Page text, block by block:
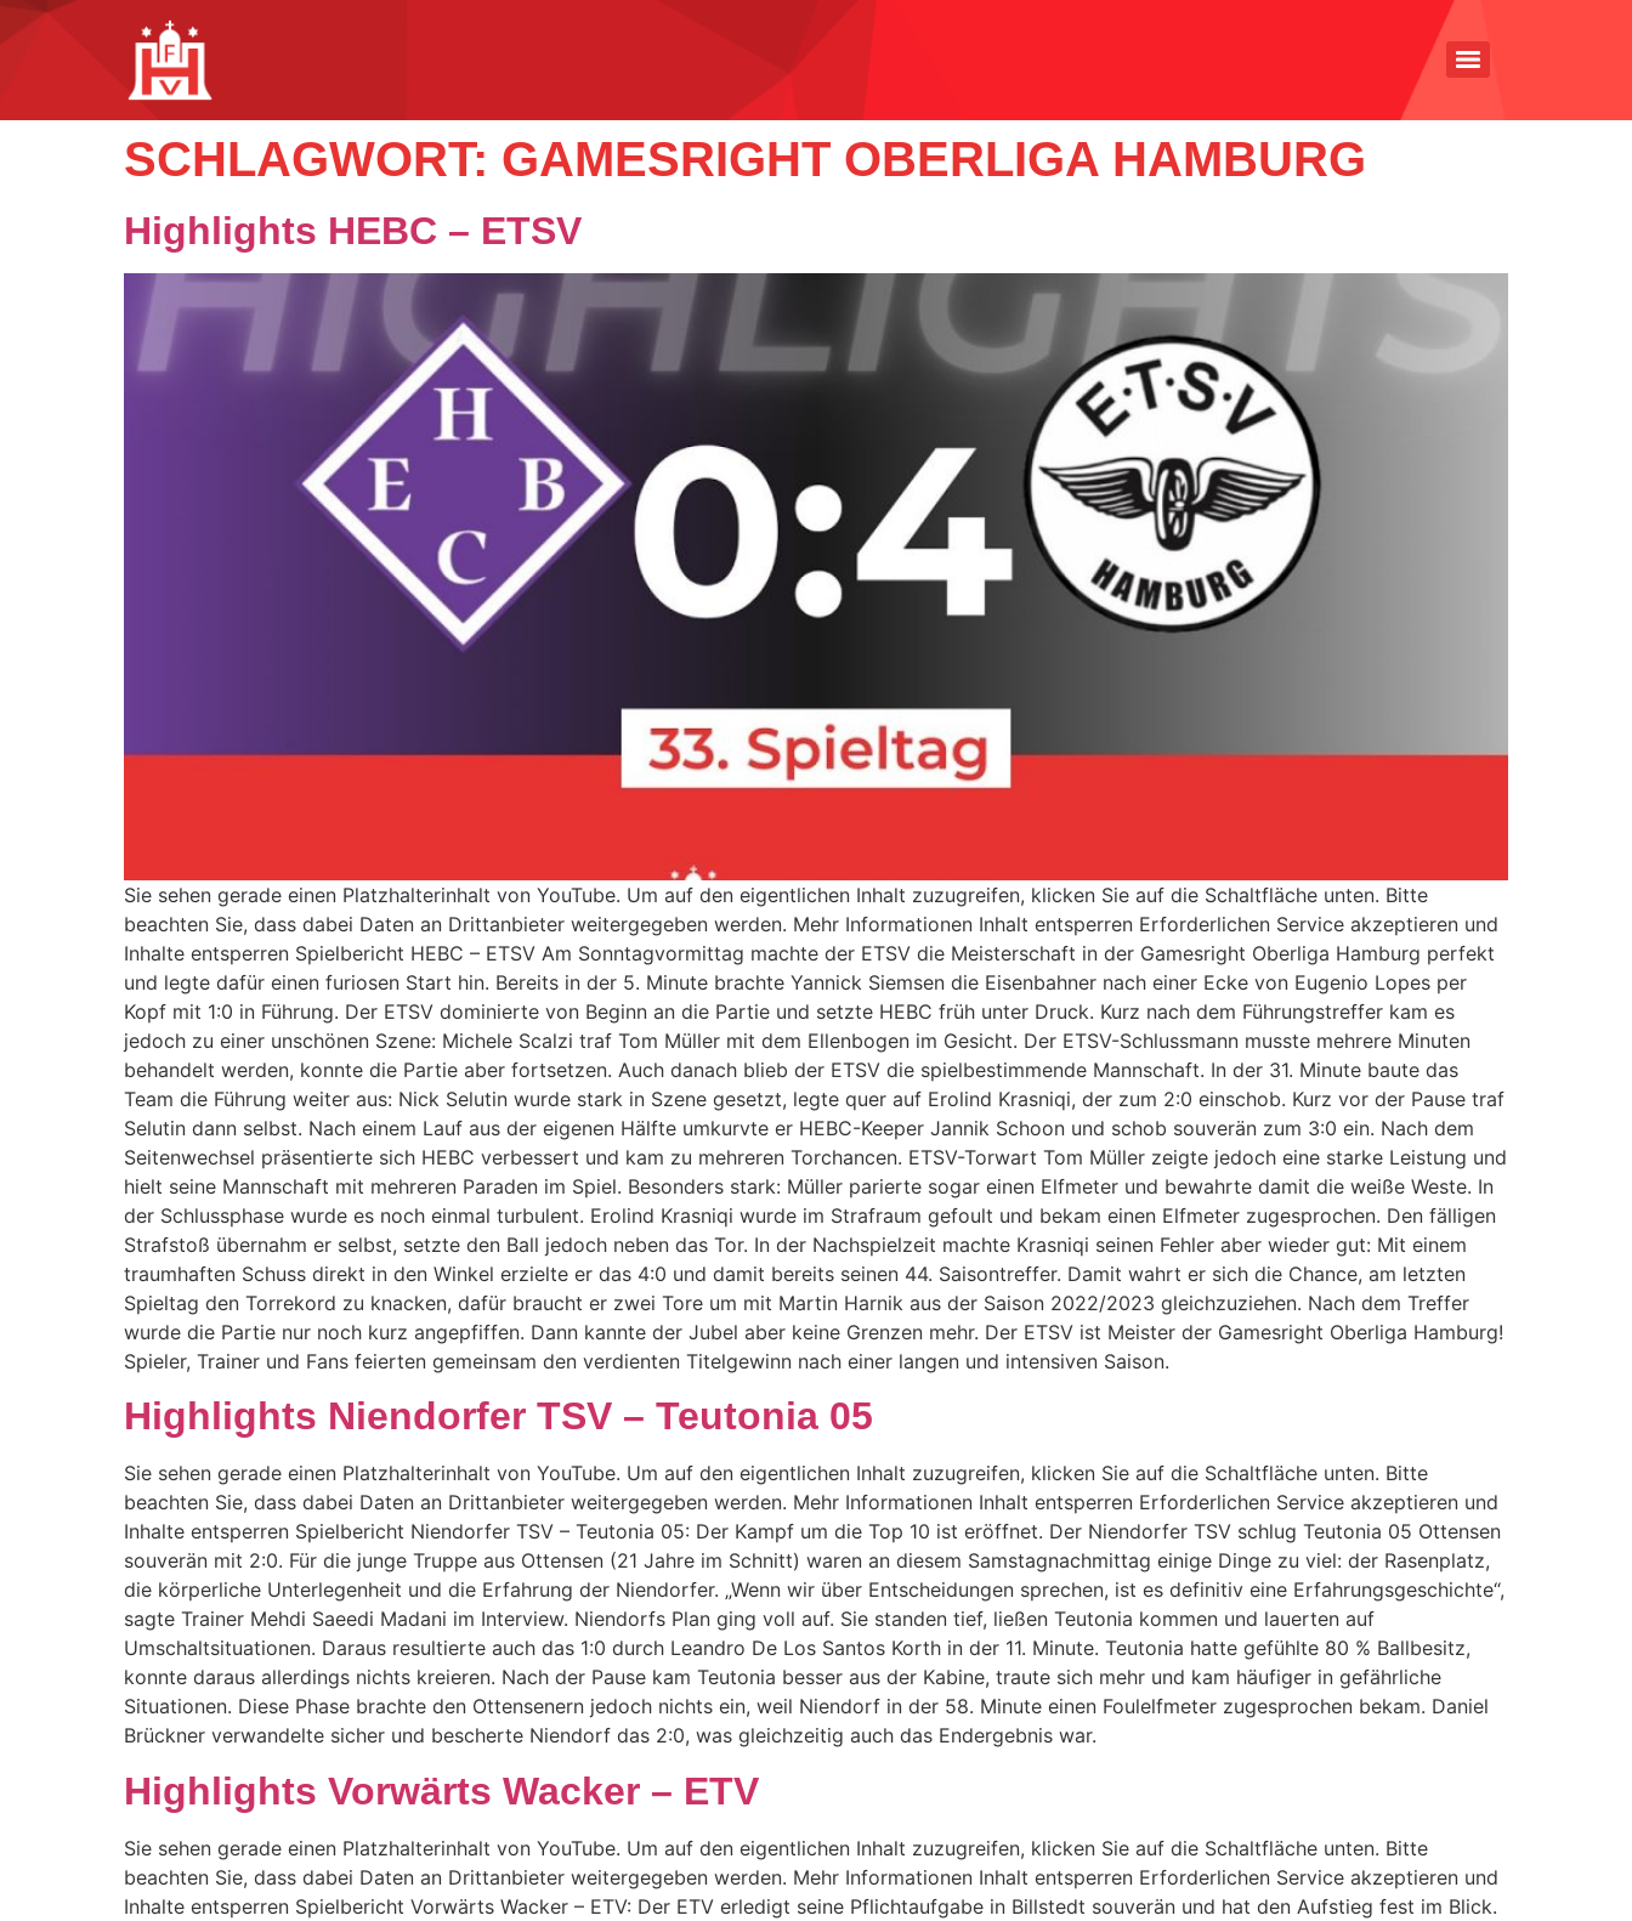
SCHLAGWORT: GAMESRIGHT OBERLIGA HAMBURG
Highlights HEBC – ETSV
Sie sehen gerade einen Platzhalterinhalt von YouTube. Um auf den eigentlichen Inhalt zuzugreifen, klicken Sie auf die Schaltfläche unten. Bitte
beachten Sie, dass dabei Daten an Drittanbieter weitergegeben werden. Mehr Informationen Inhalt entsperren Erforderlichen Service akzeptieren und
Inhalte entsperren Spielbericht HEBC – ETSV Am Sonntagvormittag machte der ETSV die Meisterschaft in der Gamesright Oberliga Hamburg perfekt
und legte dafür einen furiosen Start hin. Bereits in der 5. Minute brachte Yannick Siemsen die Eisenbahner nach einer Ecke von Eugenio Lopes per
Kopf mit 1:0 in Führung. Der ETSV dominierte von Beginn an die Partie und setzte HEBC früh unter Druck. Kurz nach dem Führungstreffer kam es
jedoch zu einer unschönen Szene: Michele Scalzi traf Tom Müller mit dem Ellenbogen im Gesicht. Der ETSV-Schlussmann musste mehrere Minuten
behandelt werden, konnte die Partie aber fortsetzen. Auch danach blieb der ETSV die spielbestimmende Mannschaft. In der 31. Minute baute das
Team die Führung weiter aus: Nick Selutin wurde stark in Szene gesetzt, legte quer auf Erolind Krasniqi, der zum 2:0 einschob. Kurz vor der Pause traf
Selutin dann selbst. Nach einem Lauf aus der eigenen Hälfte umkurvte er HEBC-Keeper Jannik Schoon und schob souverän zum 3:0 ein. Nach dem
Seitenwechsel präsentierte sich HEBC verbessert und kam zu mehreren Torchancen. ETSV-Torwart Tom Müller zeigte jedoch eine starke Leistung und
hielt seine Mannschaft mit mehreren Paraden im Spiel. Besonders stark: Müller parierte sogar einen Elfmeter und bewahrte damit die weiße Weste. In
der Schlussphase wurde es noch einmal turbulent. Erolind Krasniqi wurde im Strafraum gefoult und bekam einen Elfmeter zugesprochen. Den fälligen
Strafstoß übernahm er selbst, setzte den Ball jedoch neben das Tor. In der Nachspielzeit machte Krasniqi seinen Fehler aber wieder gut: Mit einem
traumhaften Schuss direkt in den Winkel erzielte er das 4:0 und damit bereits seinen 44. Saisontreffer. Damit wahrt er sich die Chance, am letzten
Spieltag den Torrekord zu knacken, dafür braucht er zwei Tore um mit Martin Harnik aus der Saison 2022/2023 gleichzuziehen. Nach dem Treffer
wurde die Partie nur noch kurz angepfiffen. Dann kannte der Jubel aber keine Grenzen mehr. Der ETSV ist Meister der Gamesright Oberliga Hamburg!
Spieler, Trainer und Fans feierten gemeinsam den verdienten Titelgewinn nach einer langen und intensiven Saison.
Highlights Niendorfer TSV – Teutonia 05
Sie sehen gerade einen Platzhalterinhalt von YouTube. Um auf den eigentlichen Inhalt zuzugreifen, klicken Sie auf die Schaltfläche unten. Bitte
beachten Sie, dass dabei Daten an Drittanbieter weitergegeben werden. Mehr Informationen Inhalt entsperren Erforderlichen Service akzeptieren und
Inhalte entsperren Spielbericht Niendorfer TSV – Teutonia 05: Der Kampf um die Top 10 ist eröffnet. Der Niendorfer TSV schlug Teutonia 05 Ottensen
souverän mit 2:0. Für die junge Truppe aus Ottensen (21 Jahre im Schnitt) waren an diesem Samstagnachmittag einige Dinge zu viel: der Rasenplatz,
die körperliche Unterlegenheit und die Erfahrung der Niendorfer. „Wenn wir über Entscheidungen sprechen, ist es definitiv eine Erfahrungsgeschichte“,
sagte Trainer Mehdi Saeedi Madani im Interview. Niendorfs Plan ging voll auf. Sie standen tief, ließen Teutonia kommen und lauerten auf
Umschaltsituationen. Daraus resultierte auch das 1:0 durch Leandro De Los Santos Korth in der 11. Minute. Teutonia hatte gefühlte 80 % Ballbesitz,
konnte daraus allerdings nichts kreieren. Nach der Pause kam Teutonia besser aus der Kabine, traute sich mehr und kam häufiger in gefährliche
Situationen. Diese Phase brachte den Ottensenern jedoch nichts ein, weil Niendorf in der 58. Minute einen Foulelfmeter zugesprochen bekam. Daniel
Brückner verwandelte sicher und bescherte Niendorf das 2:0, was gleichzeitig auch das Endergebnis war.
Highlights Vorwärts Wacker – ETV
Sie sehen gerade einen Platzhalterinhalt von YouTube. Um auf den eigentlichen Inhalt zuzugreifen, klicken Sie auf die Schaltfläche unten. Bitte
beachten Sie, dass dabei Daten an Drittanbieter weitergegeben werden. Mehr Informationen Inhalt entsperren Erforderlichen Service akzeptieren und
Inhalte entsperren Spielbericht Vorwärts Wacker – ETV: Der ETV erledigt seine Pflichtaufgabe in Billstedt souverän und hat den Aufstieg fest im Blick.